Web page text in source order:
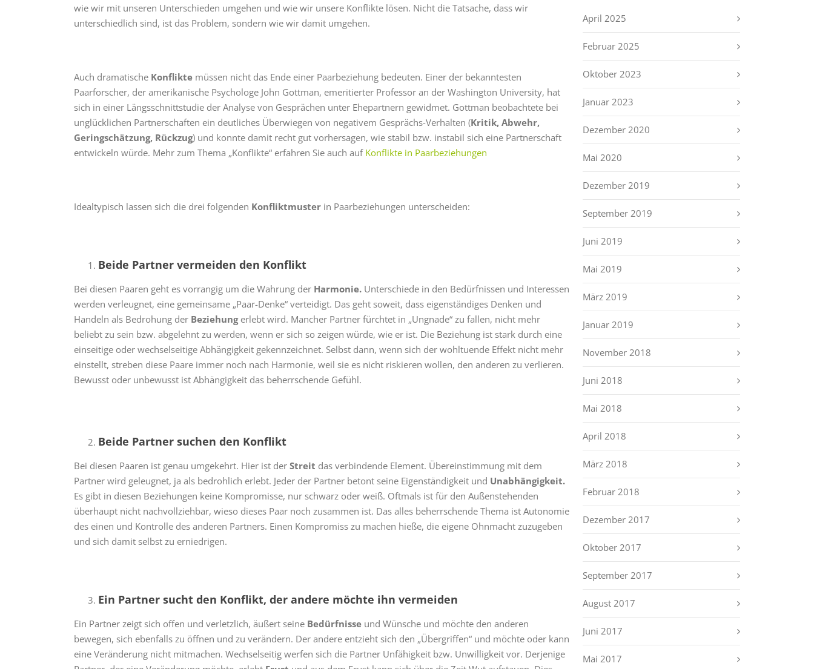
wie wir mit unseren Unterschieden umgehen und wie wir unsere Konflikte lösen. Nicht die Tatsache, dass wir
unterschiedlich sind, ist das Problem, sondern wie wir damit umgehen.
Auch dramatische Konflikte müssen nicht das Ende einer Paarbeziehung bedeuten. Einer der bekanntesten
Paarforscher, der amerikanische Psychologe John Gottman, emeritierter Professor an der Washington University, hat
sich in einer Längsschnittstudie der Analyse von Gesprächen unter Ehepartnern gewidmet. Gottman beobachtete bei
unglücklichen Partnerschaften ein deutliches Überwiegen von negativem Gesprächs-Verhalten (Kritik, Abwehr,
Geringschätzung, Rückzug) und konnte damit recht gut vorhersagen, wie stabil bzw. instabil sich eine Partnerschaft
entwickeln würde. Mehr zum Thema „Konflikte“ erfahren Sie auch auf Konflikte in Paarbeziehungen
Idealtypisch lassen sich die drei folgenden Konfliktmuster in Paarbeziehungen unterscheiden:
Beide Partner vermeiden den Konflikt
Bei diesen Paaren geht es vorrangig um die Wahrung der Harmonie. Unterschiede in den Bedürfnissen und Interessen
werden verleugnet, eine gemeinsame „Paar-Denke“ verteidigt. Das geht soweit, dass eigenständiges Denken und
Handeln als Bedrohung der Beziehungerlebt wird. Mancher Partner fürchtet in „Ungnade“ zu fallen, nicht mehr
beliebt zu sein bzw. abgelehnt zu werden, wenn er sich so zeigen würde, wie er ist. Die Beziehung ist stark durch eine
einseitige oder wechselseitige Abhängigkeit gekennzeichnet. Selbst dann, wenn sich der wohltuende Effekt nicht mehr
einstellt, streben diese Paare immer noch nach Harmonie, weil sie es nicht riskieren wollen, den anderen zu verlieren.
Bewusst oder unbewusst ist Abhängigkeit das beherrschende Gefühl.
Beide Partner suchen den Konflikt
Bei diesen Paaren ist genau umgekehrt. Hier ist der Streit das verbindende Element. Übereinstimmung mit dem
Partner wird geleugnet, ja als bedrohlich erlebt. Jeder der Partner betont seine Eigenständigkeit und Unabhängigkeit.
Es gibt in diesen Beziehungen keine Kompromisse, nur schwarz oder weiß. Oftmals ist für den Außenstehenden
überhaupt nicht nachvollziehbar, wieso dieses Paar noch zusammen ist. Das alles beherrschende Thema ist Autonomie
des einen und Kontrolle des anderen Partners. Einen Kompromiss zu machen hieße, die eigene Ohnmacht zuzugeben
und sich damit selbst zu erniedrigen.
Ein Partner sucht den Konflikt, der andere möchte ihn vermeiden
Ein Partner zeigt sich offen und verletzlich, äußert seine Bedürfnisse und Wünsche und möchte den anderen
bewegen, sich ebenfalls zu öffnen und zu verändern. Der andere entzieht sich den „Übergriffen“ und möchte oder kann
eine Veränderung nicht mitmachen. Wechselseitig werfen sich die Partner Unfähigkeit bzw. Unwilligkeit vor. Derjenige
April 2025
Februar 2025
Oktober 2023
Januar 2023
Dezember 2020
Mai 2020
Dezember 2019
September 2019
Juni 2019
Mai 2019
März 2019
Januar 2019
November 2018
Juni 2018
Mai 2018
April 2018
März 2018
Februar 2018
Dezember 2017
Oktober 2017
September 2017
August 2017
Juni 2017
Mai 2017